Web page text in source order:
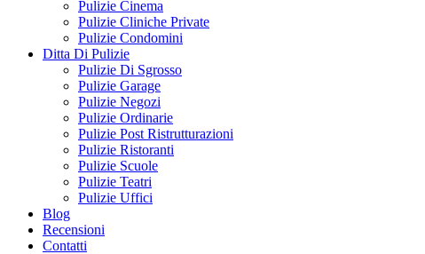
Pulizie Cinema
Pulizie Cliniche Private
Pulizie Condomini
Ditta Di Pulizie
Pulizie Di Sgrosso
Pulizie Garage
Pulizie Negozi
Pulizie Ordinarie
Pulizie Post Ristrutturazioni
Pulizie Ristoranti
Pulizie Scuole
Pulizie Teatri
Pulizie Uffici
Blog
Recensioni
Contatti